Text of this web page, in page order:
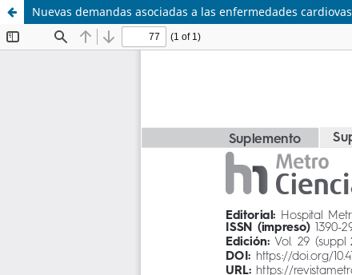
Nuevas demandas asociadas a las enfermedades